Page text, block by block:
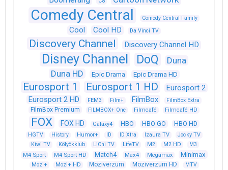
Comedy Central Comedy Central Family
Cool Cool HD Da Vinci TV
Discovery Channel Discovery Channel HD
Disney Channel DoQ
Duna
Duna HD
Epic Drama Epic Drama HD
Eurosport 1 Eurosport 1 HD
Eurosport 2
Eurosport 2 HD
FEM3 Film+ FilmBox FilmBox Extra
FilmBox Premium FILMBOX+ One Filmcafé Filmcafé HD
FOX FOX HD Galaxy4 HBO HBO GO HBO HD
HGTV History Humor+ ID ID Xtra Izaura TV
Jocky TV
Kiwi TV
Kölyökklub LiChi TV LifeTV M2 M2 HD M3
M4 Sport M4 Sport HD Match4 Max4 Megamax Minimax
Mozi+ Mozi+ HD Moziverzum Moziverzum HD
MTV